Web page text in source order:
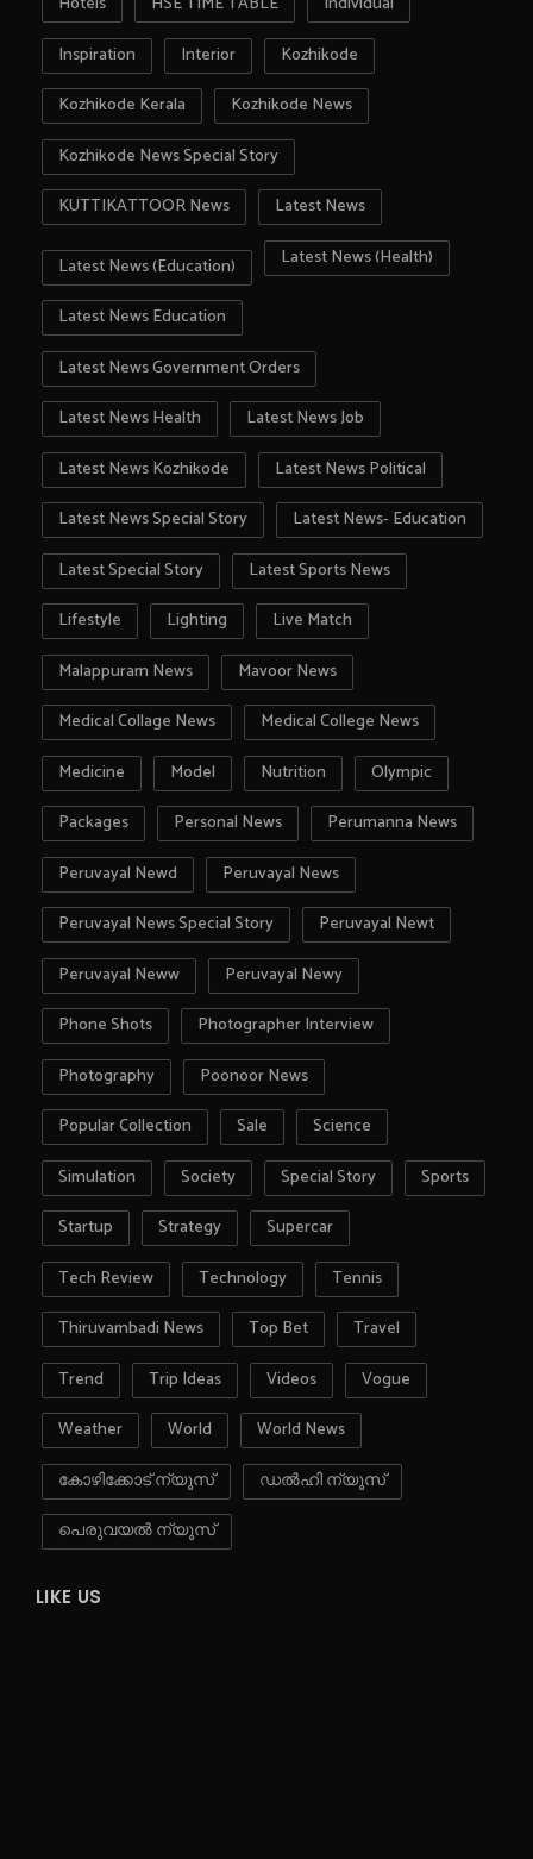
Inspiration
Interior
Kozhikode
Kozhikode Kerala
Kozhikode News
Kozhikode News Special Story
KUTTIKATTOOR News
Latest News
Latest News (Education) Latest News (Health)
Latest News Education
Latest News Government Orders
Latest News Health
Latest News Job
Latest News Kozhikode
Latest News Political
Latest News Special Story
Latest News- Education
Latest Special Story
Latest Sports News
Lifestyle
Lighting
Live Match
Malappuram News
Mavoor News
Medical Collage News
Medical College News
Medicine
Model Nutrition
Olympic
Packages
Personal News
Perumanna News
Peruvayal Newd
Peruvayal News
Peruvayal News Special Story
Peruvayal Newt
Peruvayal Neww
Peruvayal Newy
Phone Shots
Photographer Interview
Photography
Poonoor News
Popular Collection
Sale
Science
Simulation
Society Special Story
Sports
Startup
Strategy
Supercar
Tech Review
Technology
Tennis
Thiruvambadi News
Top Bet
Travel
Trend
Trip Ideas Videos
Vogue
Weather
World
World News
കോഴിക്കോട് ന്യൂസ്
ഡൽഹി ന്യൂസ്
പെരുവയൽ ന്യൂസ്
LIKE US